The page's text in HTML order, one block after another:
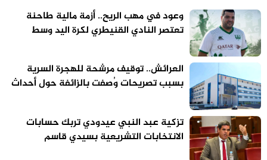
وعود في مهب الريح.. أزمة مالية طاحنة
تعتصر النادي القنيطري لكرة اليد وسط
العرائش.. توقيف مرشحة للهجرة السرية
بسبب تصريحات وُصفت بالزائفة حول أحداث
تزكية عبد النبي عيدودي تربك حسابات
الانتخابات التشريعية بسيدي قاسم